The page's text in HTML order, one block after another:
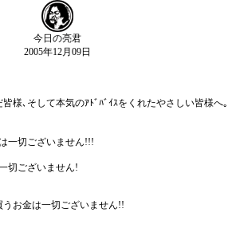
今日の亮君
2005年12月09日
様､そして本気のｱﾄﾞﾊﾞｲｽをくれたやさしい皆様へ｡
一切ございません!!!
切ございません!
うお金は一切ございません!!